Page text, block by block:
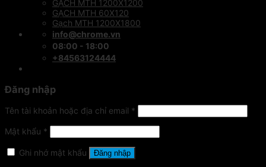
GẠCH MTH 1200X1200
GẠCH MTH 60X120
Gạch MTH 1200X1800
info@chrome.vn
08:00 - 18:00
+84563124444
Đăng nhập
Tên tài khoản hoặc địa chỉ email *
Mật khẩu *
Ghi nhớ mật khẩu Đăng nhập